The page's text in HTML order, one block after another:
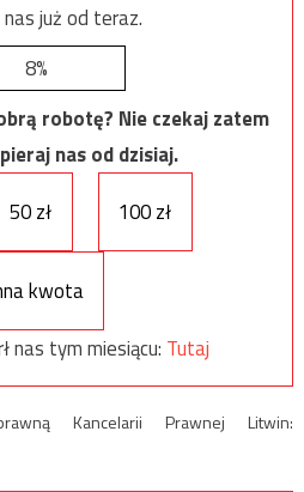
już od teraz.
8%
robotę? Nie czekaj zatem
nas od dzisiaj.
50 zł 100 zł
kwota
nas tym miesiącu: Tutaj
Kancelarii Prawnej Litwin: